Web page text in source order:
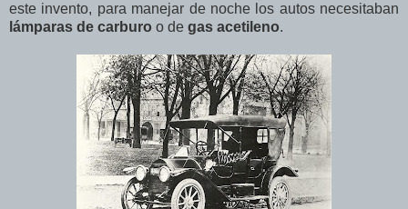
este invento, para manejar de noche los autos necesitaban
lámparas de carburo o de gas acetileno.